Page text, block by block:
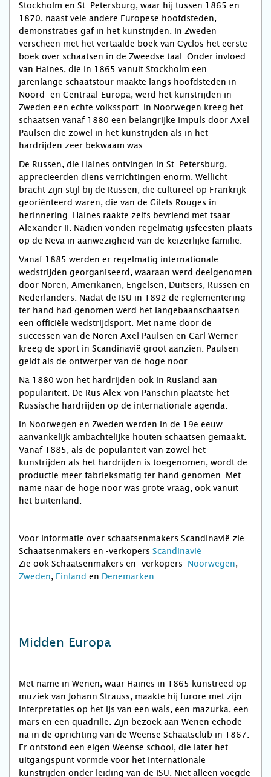
Stockholm en St. Petersburg, waar hij tussen 1865 en
1870, naast vele andere Europese hoofdsteden,
demonstraties gaf in het kunstrijden. In Zweden
verscheen met het vertaalde boek van Cyclos het eerste
boek over schaatsen in de Zweedse taal. Onder invloed
van Haines, die in 1865 vanuit Stockholm een
jarenlange schaatstour maakte langs hoofdsteden in
Noord- en Centraal-Europa, werd het kunstrijden in
Zweden een echte volkssport. In Noorwegen kreeg het
schaatsen vanaf 1880 een belangrijke impuls door Axel
Paulsen die zowel in het kunstrijden als in het
hardrijden zeer bekwaam was.
De Russen, die Haines ontvingen in St. Petersburg,
apprecieerden diens verrichtingen enorm. Wellicht
bracht zijn stijl bij de Russen, die cultureel op Frankrijk
georiënteerd waren, die van de Gilets Rouges in
herinnering. Haines raakte zelfs bevriend met tsaar
Alexander II. Nadien vonden regelmatig ijsfeesten plaats
op de Neva in aanwezigheid van de keizerlijke familie.
Vanaf 1885 werden er regelmatig internationale
wedstrijden georganiseerd, waaraan werd deelgenomen
door Noren, Amerikanen, Engelsen, Duitsers, Russen en
Nederlanders. Nadat de ISU in 1892 de reglementering
ter hand had genomen werd het langebaanschaatsen
een officiële wedstrijdsport. Met name door de
successen van de Noren Axel Paulsen en Carl Werner
kreeg de sport in Scandinavië groot aanzien. Paulsen
geldt als de ontwerper van de hoge noor.
Na 1880 won het hardrijden ook in Rusland aan
populariteit. De Rus Alex von Panschin plaatste het
Russische hardrijden op de internationale agenda.
In Noorwegen en Zweden werden in de 19e eeuw
aanvankelijk ambachtelijke houten schaatsen gemaakt.
Vanaf 1885, als de populariteit van zowel het
kunstrijden als het hardrijden is toegenomen, wordt de
productie meer fabrieksmatig ter hand genomen. Met
name naar de hoge noor was grote vraag, ook vanuit
het buitenland.
Voor informatie over schaatsenmakers Scandinavië zie
Schaatsenmakers en -verkopers Scandinavië
Zie ook Schaatsenmakers en -verkopers Noorwegen,
Zweden, Finland en Denemarken
Midden Europa
Met name in Wenen, waar Haines in 1865 kunst­reed op
muziek van Johann Strauss, maakte hij furore met zijn
interpretaties op het ijs van een wals, een mazurka, een
mars en een quadrille. Zijn bezoek aan Wenen echode
na in de oprichting van de Weense Schaatsclub in 1867.
Er ontstond een eigen Weense school, die later het
uitgangspunt vormde voor het internationale
kunstrijden onder leiding van de ISU. Niet alleen voegde